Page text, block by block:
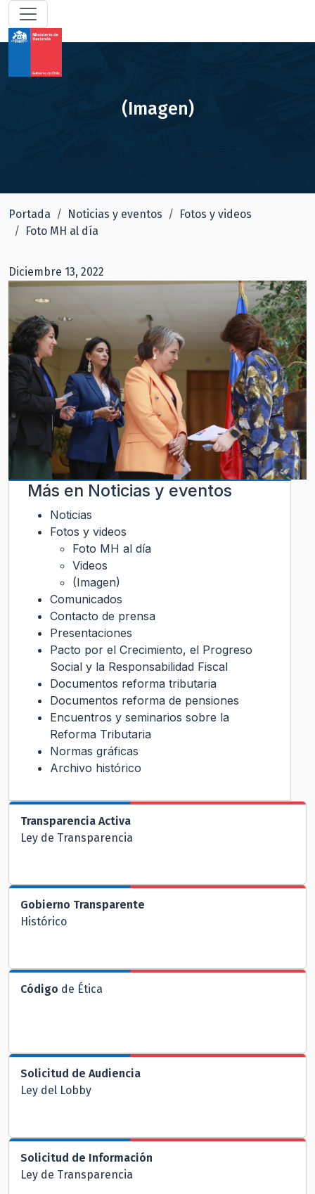
(Imagen)
Portada Noticias y eventos
Fotos y videos
Foto MH al día
Diciembre 13, 2022
Más en Noticias y eventos
Noticias
Fotos y videos
Foto MH al día
Videos
(Imagen)
Comunicados
Contacto de prensa
Presentaciones
Pacto por el Crecimiento, el Progreso
Social y la Responsabilidad Fiscal
Documentos reforma tributaria
Documentos reforma de pensiones
Encuentros y seminarios sobre la
Reforma Tributaria
Normas gráficas
Archivo histórico
Transparencia Activa
Ley de Transparencia
Gobierno Transparente
Histórico
Código de Ética
Solicitud de Audiencia
Ley del Lobby
Solicitud de Información
Ley de Transparencia